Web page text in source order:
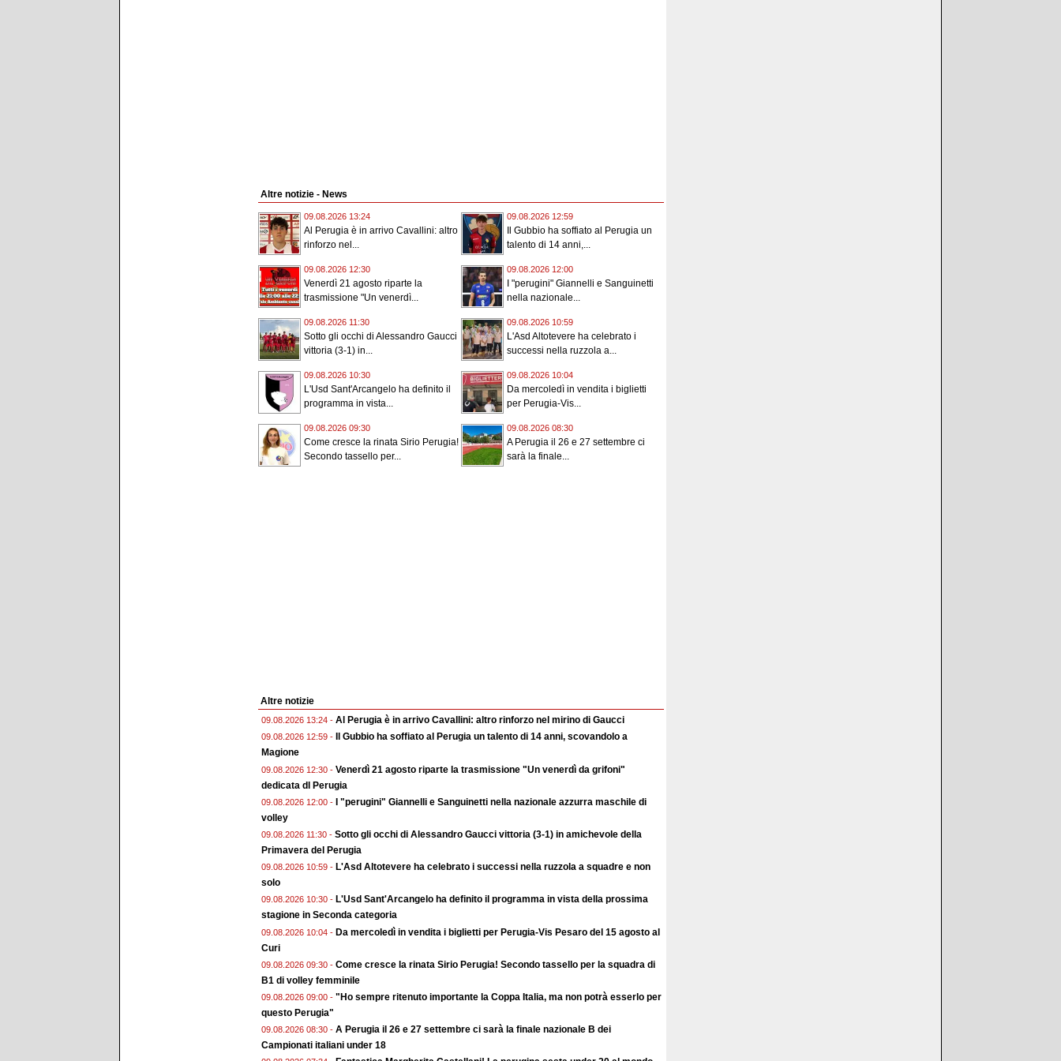
Altre notizie - News
09.08.2026 13:24
Al Perugia è in arrivo Cavallini: altro
rinforzo nel...
09.08.2026 12:59
Il Gubbio ha soffiato al Perugia un
talento di 14 anni,...
09.08.2026 12:30
Venerdì 21 agosto riparte la
trasmissione "Un venerdì...
09.08.2026 12:00
I "perugini" Giannelli e Sanguinetti
nella nazionale...
09.08.2026 11:30
Sotto gli occhi di Alessandro Gaucci
vittoria (3-1) in...
09.08.2026 10:59
L'Asd Altotevere ha celebrato i
successi nella ruzzola a...
09.08.2026 10:30
L'Usd Sant'Arcangelo ha definito il
programma in vista...
09.08.2026 10:04
Da mercoledì in vendita i biglietti
per Perugia-Vis...
09.08.2026 09:30
Come cresce la rinata Sirio Perugia!
Secondo tassello per...
09.08.2026 08:30
A Perugia il 26 e 27 settembre ci
sarà la finale...
Altre notizie
09.08.2026 13:24 - Al Perugia è in arrivo Cavallini: altro rinforzo nel mirino di Gaucci
09.08.2026 12:59 -
Il Gubbio ha soffiato al Perugia un talento di 14 anni, scovandolo a
Magione
09.08.2026 12:30 - Venerdì 21 agosto riparte la trasmissione "Un venerdì da grifoni"
dedicata dl Perugia
09.08.2026 12:00 - I "perugini" Giannelli e Sanguinetti nella nazionale azzurra maschile di
volley
09.08.2026 11:30 - Sotto gli occhi di Alessandro Gaucci vittoria (3-1) in amichevole della
Primavera del Perugia
09.08.2026 10:59 - L'Asd Altotevere ha celebrato i successi nella ruzzola a squadre e non
solo
09.08.2026 10:30 - L'Usd Sant'Arcangelo ha definito il programma in vista della prossima
stagione in Seconda categoria
09.08.2026 10:04 - Da mercoledì in vendita i biglietti per Perugia-Vis Pesaro del 15 agosto al
Curi
09.08.2026 09:30 - Come cresce la rinata Sirio Perugia! Secondo tassello per la squadra di
B1 di volley femminile
09.08.2026 09:00 - "Ho sempre ritenuto importante la Coppa Italia, ma non potrà esserlo per
questo Perugia"
09.08.2026 08:30 - A Perugia il 26 e 27 settembre ci sarà la finale nazionale B dei
Campionati italiani under 18